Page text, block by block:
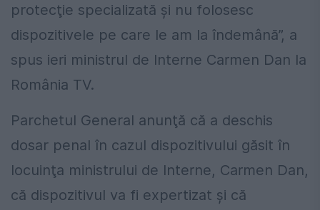
protecţie specializată şi nu folosesc
dispozitivele pe care le am la îndemână”, a
spus ieri ministrul de Interne Carmen Dan la
România TV.
Parchetul General anunţă că a deschis
dosar penal în cazul dispozitivului găsit în
locuinţa ministrului de Interne, Carmen Dan,
că dispozitivul va fi expertizat şi că